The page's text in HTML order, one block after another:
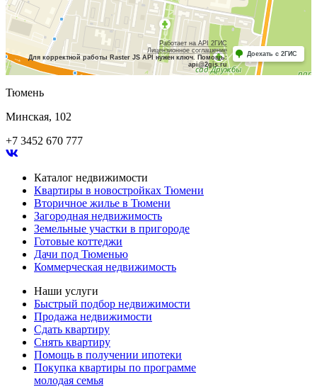
Работает на API 2ГИС
Лицензионное соглашение
Для корректной работы Raster JS API нужен ключ. Помощь:
api@2gis.ru
Доехать с 2ГИС
Тюмень
Минская, 102
+7 3452 670 777
Каталог недвижимости
Квартиры в новостройках Тюмени
Вторичное жилье в Тюмени
Загородная недвижимость
Земельные участки в пригороде
Готовые коттеджи
Дачи под Тюменью
Коммерческая недвижимость
Наши услуги
Быстрый подбор недвижимости
Продажа недвижимости
Сдать квартиру
Снять квартиру
Помощь в получении ипотеки
Покупка квартиры по программе
молодая семья